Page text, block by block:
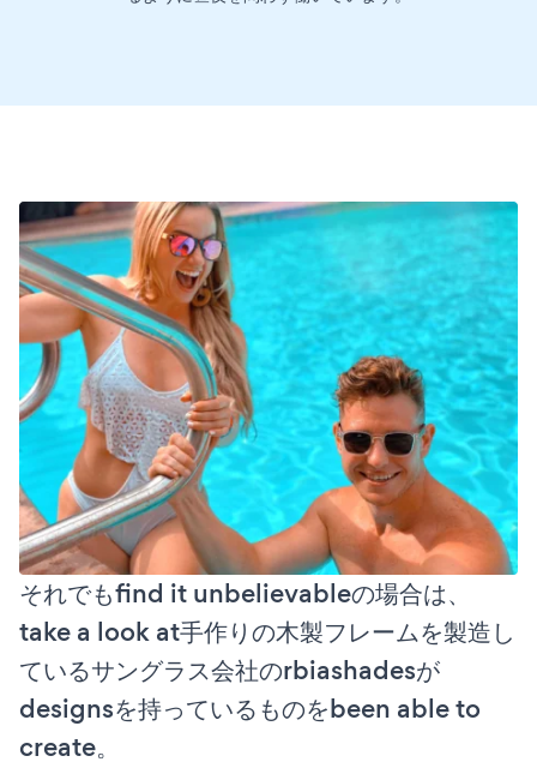
それでもfind it unbelievableの場合は、
take a look at手作りの木製フレームを製造し
ているサングラス会社のrbiashadesが
designsを持っているものをbeen able to
create。